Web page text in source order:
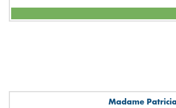
Madame Patricia